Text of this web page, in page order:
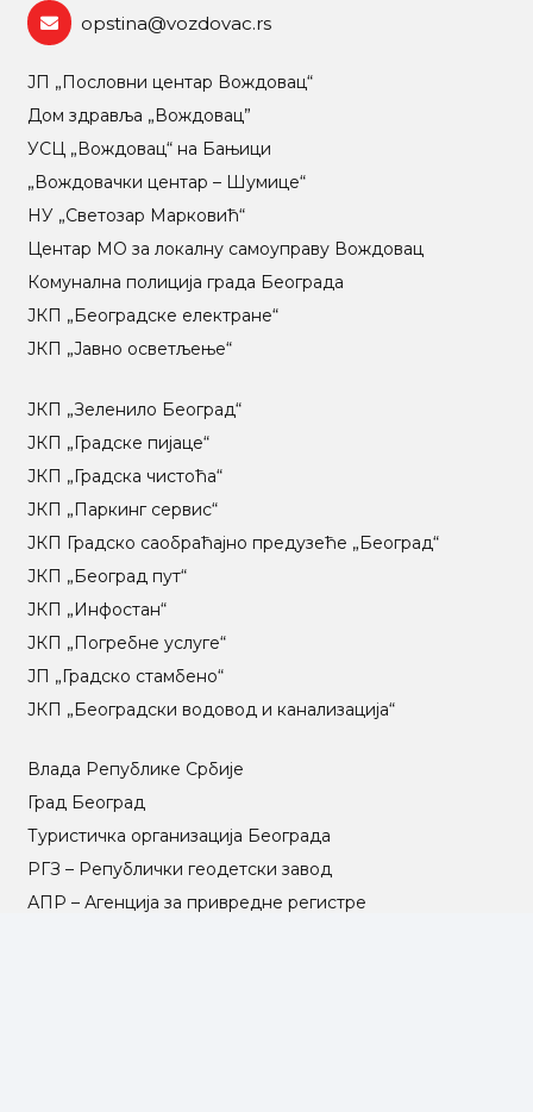
opstina@vozdovac.rs
ЈП „Пословни центар Вождовац“
Дом здравља „Вождовац”
УСЦ „Вождовац“ на Бањици
„Вождовачки центар – Шумице“
НУ „Светозар Марковић“
Центар МO за локалну самоуправу Вождовац
Комунална полиција града Београда
ЈКП „Београдске електране“
ЈКП „Јавно осветљење“
ЈКП „Зеленило Београд“
ЈКП „Градске пијаце“
ЈКП „Градска чистоћа“
ЈКП „Паркинг сервис“
ЈКП Градско саобраћајно предузеће „Београд“
ЈКП „Београд пут“
ЈКП „Инфостан“
ЈКП „Погребне услуге“
ЈП „Градско стамбено“
ЈКП „Београдски водовод и канализација“
Влада Републике Србије
Град Београд
Туристичка организација Београда
РГЗ – Републички геодетски завод
АПР – Агенција за привредне регистре